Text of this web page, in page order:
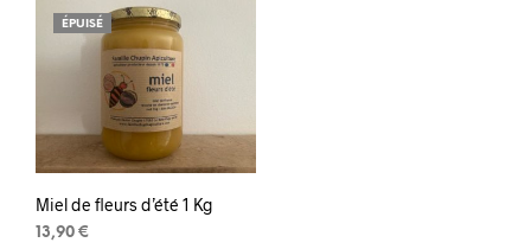
ÉPUISÉ
Miel de fleurs d’été 1 Kg
13,90 €